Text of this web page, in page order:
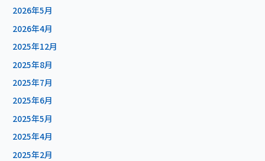
2026年5月
2026年4月
2025年12月
2025年8月
2025年7月
2025年6月
2025年5月
2025年4月
2025年2月